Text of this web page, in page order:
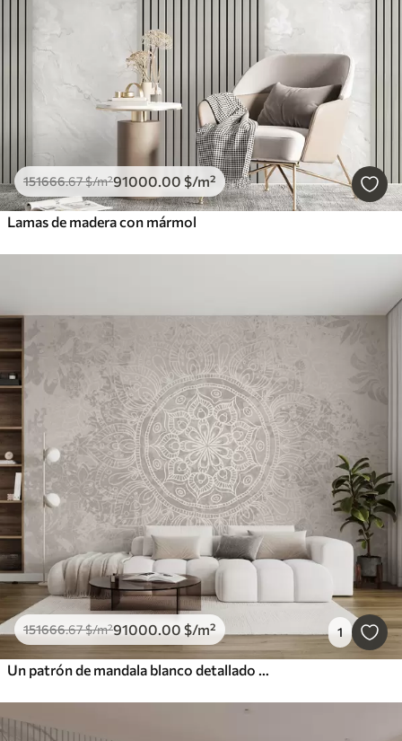
151666.67$/m²91000.00 $/m²
Lamas de madera con mármol
151666.67$/m²91000.00 $/m² 1
Un patrón de mandala blanco detallado sobre un fondo vintage texturizado de color gris claro